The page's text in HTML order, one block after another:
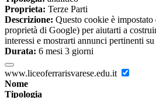
Proprieta: Terze Parti
Descrizione: Questo cookie è
proprietà di Google) per aiutarti a
interessi e mostrarti annunci pertinenti
Durata: 6 mesi 3 giorni
www.liceoferrarisvarese.edu.it
Nome
Tipologia